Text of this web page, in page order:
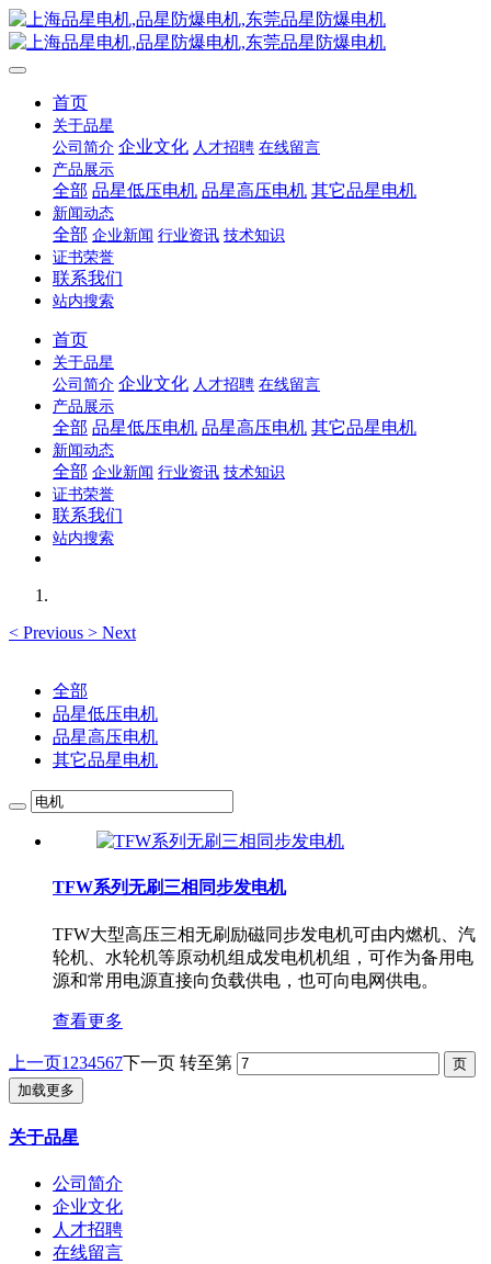
首页
关于品星
公司简介 企业文化 人才招聘 在线留言
产品展示
全部 品星低压电机 品星高压电机 其它品星电机
新闻动态
全部 企业新闻 行业资讯 技术知识
证书荣誉
联系我们
站内搜索
首页
关于品星
公司简介 企业文化 人才招聘 在线留言
产品展示
全部 品星低压电机 品星高压电机 其它品星电机
新闻动态
全部 企业新闻 行业资讯 技术知识
证书荣誉
联系我们
站内搜索
< Previous > Next
全部
品星低压电机
品星高压电机
其它品星电机
TFW系列无刷三相同步发电机
TFW大型高压三相无刷励磁同步发电机可由内燃机、汽
轮机、水轮机等原动机组成发电机机组，可作为备用电
源和常用电源直接向负载供电，也可向电网供电。
查看更多
上一页1 234567下一页 转至第
加载更多
关于品星
公司简介
企业文化
人才招聘
在线留言